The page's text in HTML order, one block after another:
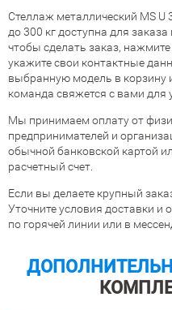
Стеллаж металлический MS
до 300 кг доступна для
чтобы сделать заказ, нажмите
укажите свои контактные
выбранную модель в
команда свяжется с вами для
Мы принимаем оплату от
предпринимателей и
обычной банковской картой
расчетный счет.
Если вы делаете крупный
Уточните условия доставки и
по горячей линии или в